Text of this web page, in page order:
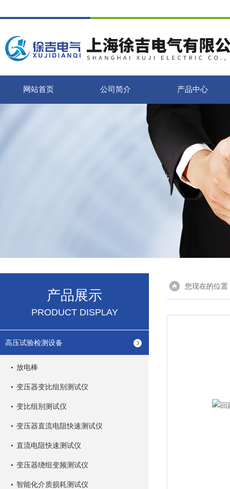
网站首页 公司简介 产品中心
产品展示
PRODUCT DISPLAY
高压试验检测设备
放电棒
变压器变比组别测试仪
变比组别测试仪
变压器直流电阻快速测试仪
直流电阻快速测试仪
变压器绕组变频测试仪
智能化介质损耗测试仪
您现在的位置